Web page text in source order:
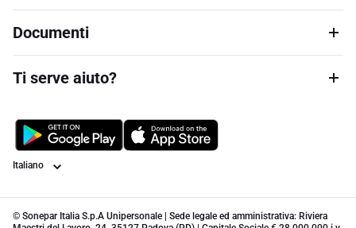
Documenti
Ti serve aiuto?
Lingua
© Sonepar Italia S.p.A Unipersonale | Sede legale ed amministrativa: Riviera